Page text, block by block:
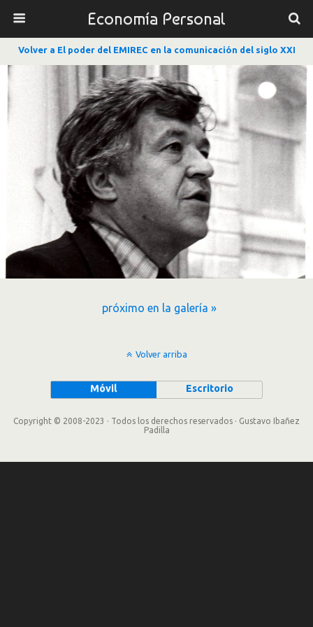
Economía Personal
Volver a El poder del EMIREC en la comunicación del siglo XXI
próximo en la galería »
Volver arriba
Móvil Escritorio
Copyright © 2008-2023 · Todos los derechos reservados · Gustavo Ibañez
Padilla